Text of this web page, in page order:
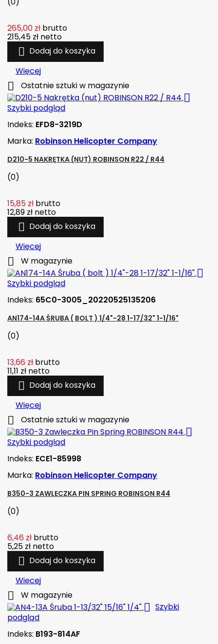
265,00 zł brutto
215,45 zł netto
 Dodaj do koszyka
Więcej
 Ostatnie sztuki w magazynie

Szybki podgląd
Indeks: EFD8-3219D
Marka: Robinson Helicopter Company
D210-5 NAKRĘTKA (NUT) ROBINSON R22 / R44
(0)
15,85 zł brutto
12,89 zł netto
 Dodaj do koszyka
Więcej
 W magazynie

Szybki podgląd
Indeks: 65C0-3005_20220525135206
AN174-14A ŚRUBA ( BOLT ) 1/4"-28 1-17/32" 1-1/16"
(0)
13,66 zł brutto
11,11 zł netto
 Dodaj do koszyka
Więcej
 Ostatnie sztuki w magazynie

Szybki podgląd
Indeks: ECE1-85998
Marka: Robinson Helicopter Company
B350-3 ZAWLECZKA PIN SPRING ROBINSON R44
(0)
6,46 zł brutto
5,25 zł netto
 Dodaj do koszyka
Więcej
 W magazynie
 Szybki
podgląd
Indeks: B193-814AF